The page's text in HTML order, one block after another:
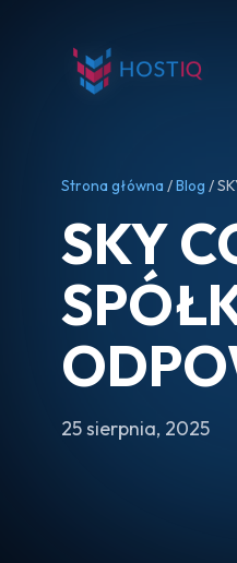
Strona główna /Blog /
SKY
25 sierpnia, 2025